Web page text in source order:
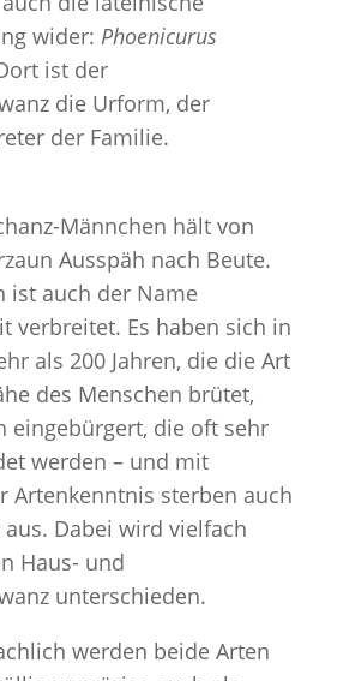
wider: Phoenicurus
ist der
die Urform, der
der Familie.
Männchen hält von
Ausspäh nach Beute.
ist auch der Name
verbreitet. Es haben sich in
als 200 Jahren, die die Art
des Menschen brütet,
eingebürgert, die oft sehr
werden – und mit
Artenkenntnis sterben auch
Dabei wird vielfach
Haus- und
unterschieden.
werden beide Arten